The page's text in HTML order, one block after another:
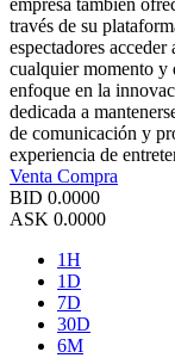
empresa también
través de su
espectadores
cualquier momento y
enfoque en la
dedicada a
de comunicación y
experiencia de
Venta Compra
BID 0.0000
ASK 0.0000
1H
1D
7D
30D
6M